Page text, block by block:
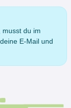
musst du im
E-Mail und